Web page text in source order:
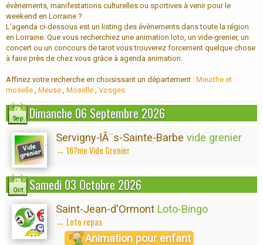
évènements, manifestations culturelles ou sportives à venir pour le
weekend en Lorraine ?
L'agenda ci-dessous est un listing des évènements dans toute la région
en Lorraine. Que vous recherchiez une animation loto, un vide-grenier, un
concert ou un concours de tarot vous trouverez forcement quelque chose
à faire près de chez vous grâce à agenda animation.
Affinez votre recherche en choisissant un département : Meurthe et
moselle Meuse Moselle Vosges
06
Sep
Dimanche 06 Septembre 2026
Servigny-lÃ¨s-Sainte-Barbe vide grenier
→ 16?me Vide Grenier
03
Oct
Samedi 03 Octobre 2026
Saint-Jean-d'Ormont Loto-Bingo
→ Loto repas
Animation pour enfant